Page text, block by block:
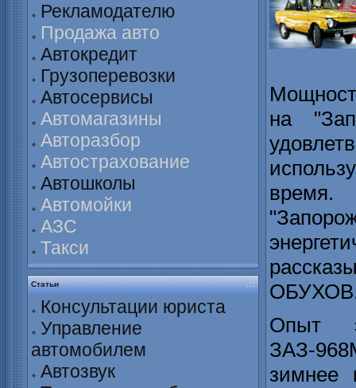
Рекламодателю
Продажа авто
Автокредит
Грузоперевозки
Автосервисы
Автомагазины
Авторазбор
Автострахование
Автошколы
Автомойки
АЗС
Такси
Статьи
Консультации юриста
Управление
автомобилем
Автозвук
на
Опыт
ЗАЗ-
зимнее